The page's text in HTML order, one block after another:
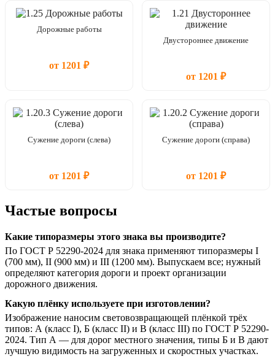
Дорожные работы
от 1201 ₽
Двустороннее движение
от 1201 ₽
Сужение дороги (слева)
от 1201 ₽
Сужение дороги (справа)
от 1201 ₽
Частые вопросы
Какие типоразмеры этого знака вы производите?
По ГОСТ Р 52290-2024 для знака применяют типоразмеры I
(700 мм), II (900 мм) и III (1200 мм). Выпускаем все; нужный
определяют категория дороги и проект организации
дорожного движения.
Какую плёнку используете при изготовлении?
Изображение наносим световозвращающей плёнкой трёх
типов: А (класс I), Б (класс II) и В (класс III) по ГОСТ Р 52290-
2024. Тип А — для дорог местного значения, типы Б и В дают
лучшую видимость на загруженных и скоростных участках.